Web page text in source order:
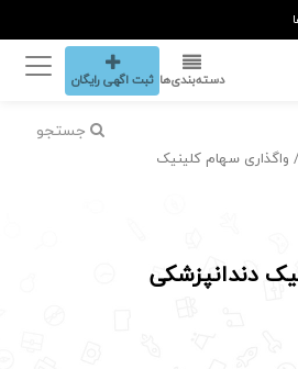
دسته‌بندی‌ها ثبت اگهی رایگان
جستجو
/ واگذاری سهام کلینیک
دندانپزشکی